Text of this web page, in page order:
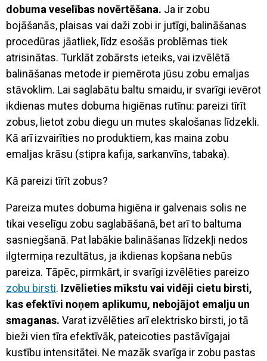
dobuma veselības novērtēšana. Ja ir zobu
bojāšanās, plaisas vai daži zobi ir jutīgi, balināšanas
procedūras jāatliek, līdz esošās problēmas tiek
atrisinātas. Turklāt zobārsts ieteiks, vai izvēlētā
balināšanas metode ir piemērota jūsu zobu emaljas
stāvoklim. Lai saglabātu baltu smaidu, ir svarīgi ievērot
ikdienas mutes dobuma higiēnas rutīnu: pareizi tīrīt
zobus, lietot zobu diegu un mutes skalošanas līdzekli.
Kā arī izvairīties no produktiem, kas maina zobu
emaljas krāsu (stipra kafija, sarkanvīns, tabaka).
Kā pareizi tīrīt zobus?
Pareiza mutes dobuma higiēna ir galvenais solis ne
tikai veselīgu zobu saglabāšanā, bet arī to baltuma
sasniegšanā. Pat labākie balināšanas līdzekļi nedos
ilgtermiņa rezultātus, ja ikdienas kopšana nebūs
pareiza. Tāpēc, pirmkārt, ir svarīgi izvēlēties pareizo
zobu birsti. Izvēlieties mīkstu vai vidēji cietu birsti,
kas efektīvi noņem aplikumu, nebojājot emalju un
smaganas. Varat izvēlēties arī elektrisko birsti, jo tā
bieži vien tīra efektīvāk, pateicoties pastāvīgajai
kustību intensitātei. Ne mazāk svarīga ir zobu pastas